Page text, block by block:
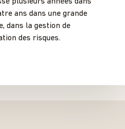
ans dans une grande
dans la gestion de
des risques.